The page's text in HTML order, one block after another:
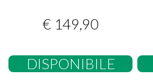
€ 149,90
DISPONIBILE